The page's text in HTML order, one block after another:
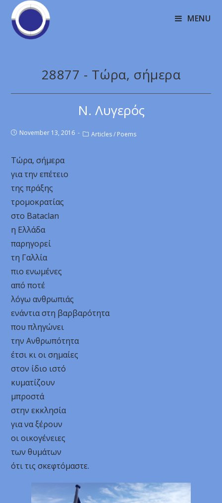
MENU
28877 - Τώρα, σήμερα
Ν. Λυγερός
November 13, 2016 Articles / Poems
Τώρα, σήμερα
για την επέτειο
της πράξης
τρομοκρατίας
στο Bataclan
η Ελλάδα
παρηγορεί
τη Γαλλία
πιο ενωμένες
από ποτέ
λόγω ανθρωπιάς
ενάντια στη βαρβαρότητα
που πληγώνει
την Ανθρωπότητα
έτσι κι οι σημαίες
στον ίδιο ιστό
κυματίζουν
μπροστά
στην εκκλησία
για να ξέρουν
οι οικογένειες
των θυμάτων
ότι τις σκεφτόμαστε.